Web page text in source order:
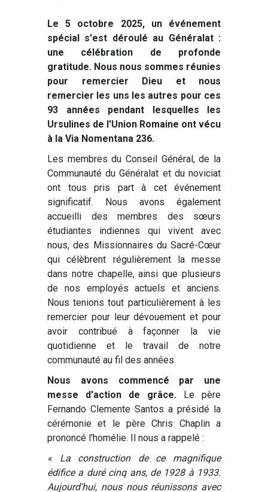
Le 5 octobre 2025, un événement
spécial s'est déroulé au Généralat :
une célébration de profonde
gratitude. Nous nous sommes réunies
pour remercier Dieu et nous
remercier les uns les autres pour ces
93 années pendant lesquelles les
Ursulines de l'Union Romaine ont vécu
à la Via Nomentana 236.
Les membres du Conseil Général, de la
Communauté du Généralat et du noviciat
ont tous pris part à cet événement
significatif. Nous avons également
accueilli des membres des sœurs
étudiantes indiennes qui vivent avec
nous, des Missionnaires du Sacré-Cœur
qui célèbrent régulièrement la messe
dans notre chapelle, ainsi que plusieurs
de nos employés actuels et anciens.
Nous tenions tout particulièrement à les
remercier pour leur dévouement et pour
avoir contribué à façonner la vie
quotidienne et le travail de notre
communauté au fil des années.
Nous avons commencé par une
messe d'action de grâce. Le père
Fernando Clemente Santos a présidé la
cérémonie et le père Chris Chaplin a
prononcé l'homélie. Il nous a rappelé :
« La construction de ce magnifique
édifice a duré cinq ans, de 1928 à 1933.
Aujourd'hui, nous nous réunissons avec